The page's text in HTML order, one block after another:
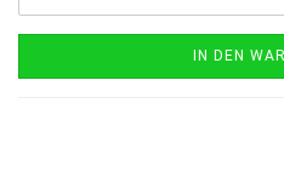
IN DEN